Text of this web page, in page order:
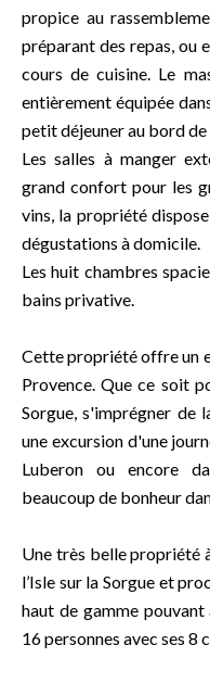
propice au
préparant des repas, ou
cours de cuisine. Le
entièrement équipée
petit déjeuner au bord de
Les salles à manger
grand confort pour les
vins, la propriété
dégustations à domicile.
Les huit chambres
bains privative.
Cette propriété offre un
Provence. Que ce soit
Sorgue, s'imprégner de
une excursion d'une
Luberon ou encore
beaucoup de bonheur
Une très belle propriété
l’Isle sur la Sorgue et
haut de gamme
16 personnes avec ses 8